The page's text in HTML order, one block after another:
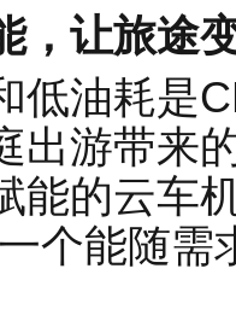
，让旅途
低油耗是
出游带来
能的云车
个能随